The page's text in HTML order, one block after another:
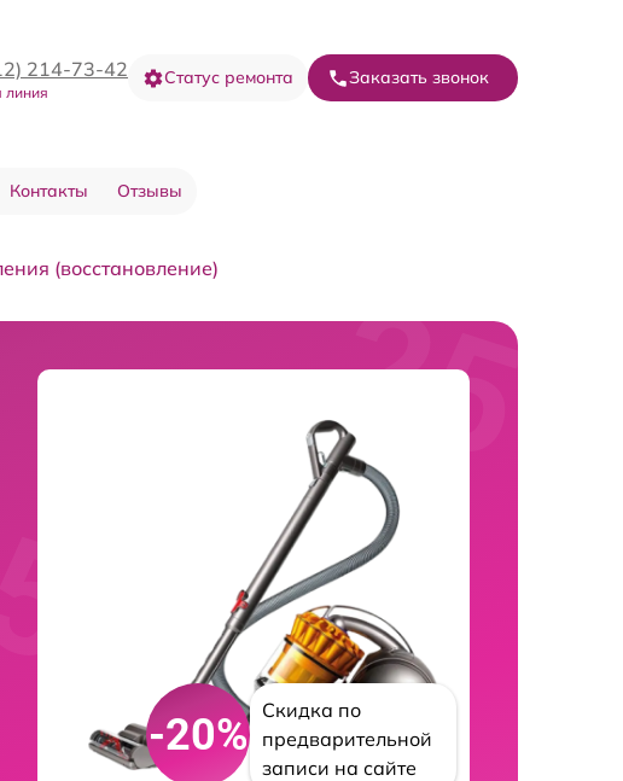
214-73-42
линия
Статус ремонта Заказать звонок
Контакты Отзывы
(восстановление)
-20%
Скидка по
предварительной
записи на сайте